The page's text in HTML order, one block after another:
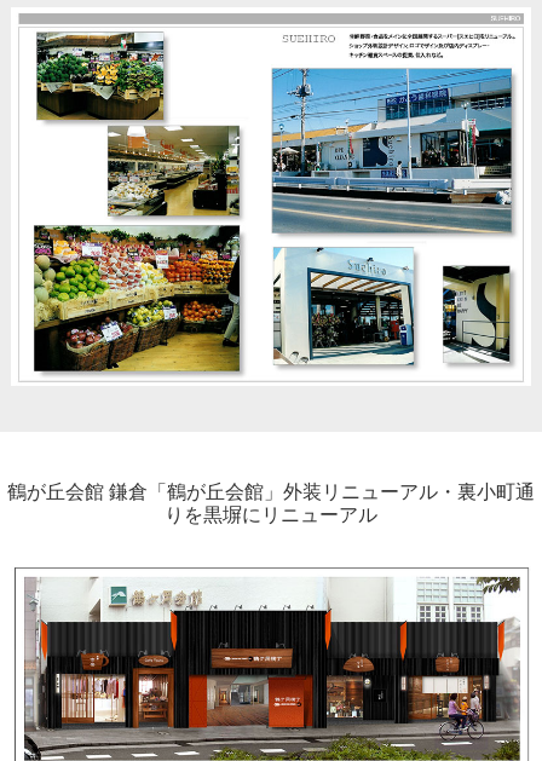
鶴が丘会館 鎌倉「鶴が丘会館」外装リニューアル・裏小町通
りを黒塀にリニューアル